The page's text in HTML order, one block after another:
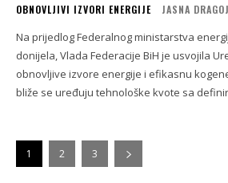
OBNOVLJIVI IZVORI ENERGIJE JASNA
Na prijedlog Federalnog ministarstva
donijela, Vlada Federacije BiH je usvojila
obnovljive izvore energije i efikasnu
bliže se uređuju tehnološke kvote sa
1 2 3